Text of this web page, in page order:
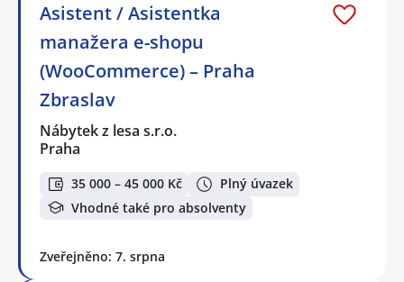
Asistent / Asistentka
manažera e-shopu
(WooCommerce) – Praha
Zbraslav
Nábytek z lesa s.r.o.
Praha
35 000 – 45 000 Kč
Plný úvazek
Vhodné také pro absolventy
Zveřejněno: 7. srpna